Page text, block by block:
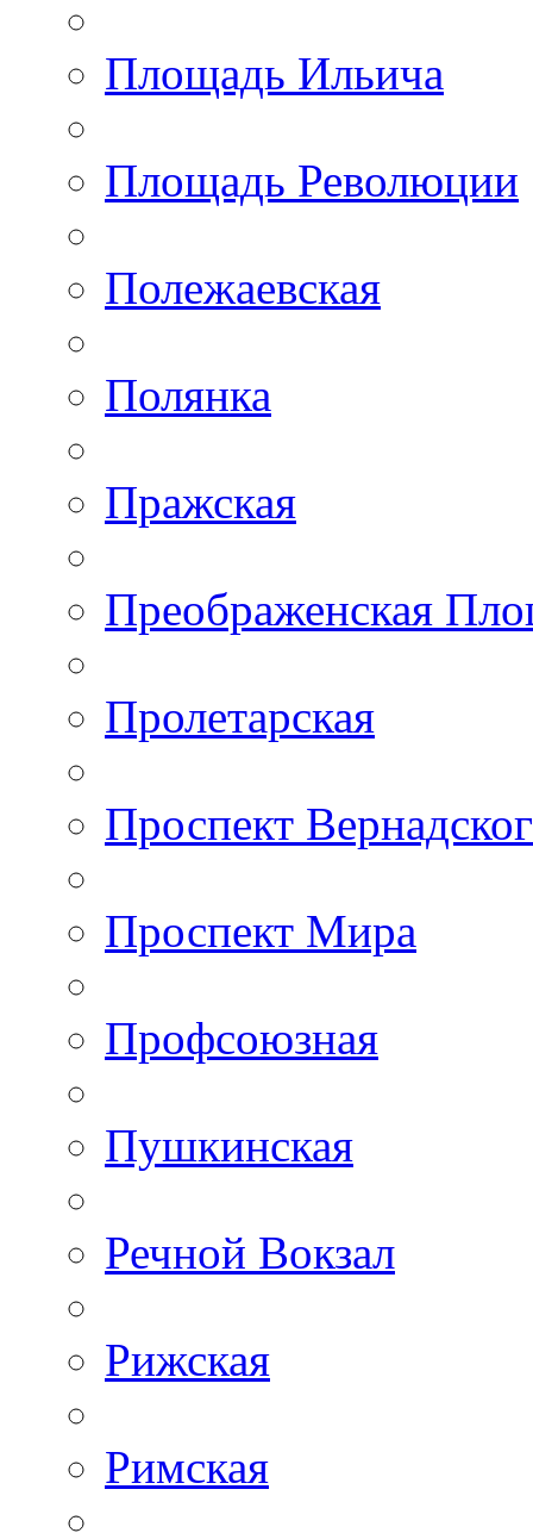
Площадь Ильича
Площадь Революции
Полежаевская
Полянка
Пражская
Преображенская
Пролетарская
Проспект
Проспект Мира
Профсоюзная
Пушкинская
Речной Вокзал
Рижская
Римская